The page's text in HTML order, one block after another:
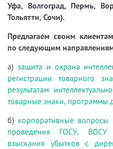
Уфа, Волгоград, Пермь,
Тольятти, Сочи).
Предлагаем своим
по следующим
а) защита и охрана
регистрации товарного
результатам
товарные знаки, программы
б) корпоративные
проведения ГОСУ, ВОСУ
взыскания убытков с